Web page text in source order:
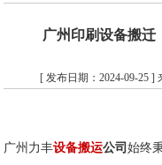
广州印刷设备搬迁
[ 发布日期：2024-09-25 ]
广州力丰设备搬运公司始终